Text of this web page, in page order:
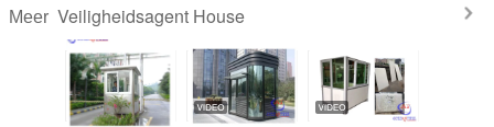
Meer Veiligheidsagent House